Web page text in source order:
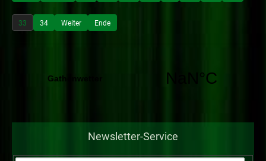
33 34 Weiter Ende
Newsletter-Service